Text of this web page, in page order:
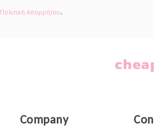
Πολιτική Απορρήτου.
Company